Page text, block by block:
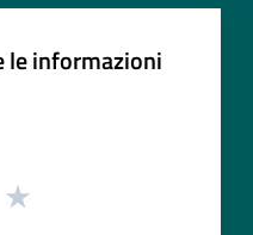
le informazioni